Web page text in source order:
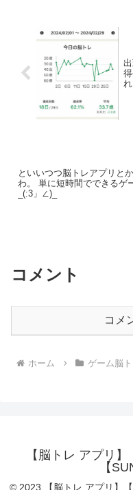
といいつつ脳トレアプリと
わ。 単に短時間でできるゲ
_(:3」∠)_
コメント
コメ
ホーム ゲーム脳
【脳トレ アプリ
【
© 2023 【脳トレ アプリ】